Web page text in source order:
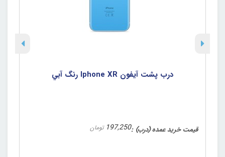
درب پشت آيفون Iphone XR رنگ آبي
قیمت خرید عمده (درب) 197,250 تومان